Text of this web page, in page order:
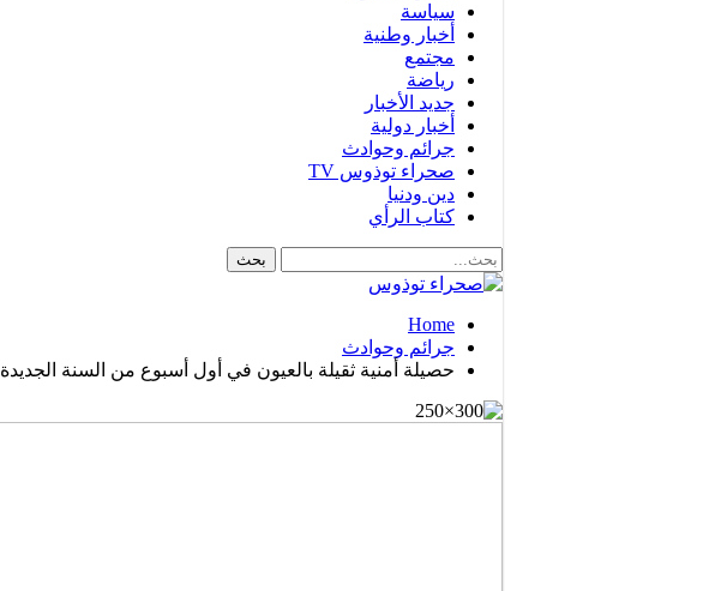
سياسة
أخبار وطنية
مجتمع
رياضة
جديد الأخبار
أخبار دولية
جرائم وحوادث
صحراء توذوس TV
دين ودنيا
كتاب الرأي
Home
جرائم وحوادث
حصيلة أمنية ثقيلة بالعيون في أول أسبوع من السنة الجديدة